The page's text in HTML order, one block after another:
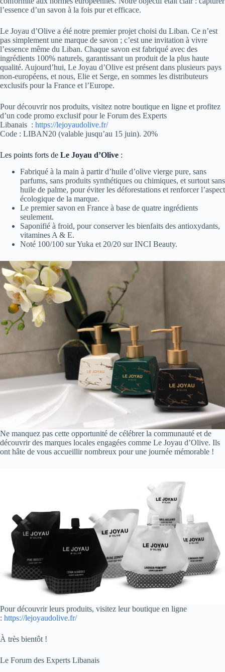
l’essence d’un savon à la fois pur et efficace.
Le Joyau d’Olive a été notre premier projet choisi du Liban. Ce n’est
pas simplement une marque de savon ; c’est une invitation à vivre
l’essence même du Liban. Chaque savon est fabriqué avec des
ingrédients 100% naturels, garantissant un produit de la plus haute
qualité. Aujourd’hui, Le Joyau d’Olive est présent dans plusieurs pays
non-européens, et nous, Elie et Serge, en sommes les distributeurs
exclusifs pour la France et l’Europe.
Pour découvrir nos produits, visitez notre boutique en ligne et profitez
d’un code promo exclusif pour le Forum des Experts
Libanais : https://lejoyaudolive.fr/
Code : LIBAN20 (valable jusqu’au 15 juin). 20%
Les points forts de Le Joyau d’Olive :
Fabriqué à la main à partir d’huile d’olive vierge pure, sans
parfums, sans produits synthétiques ou chimiques, et surtout sans
huile de palme, pour éviter les déforestations et renforcer l’aspect
écologique de la marque.
Le premier savon en France à base de quatre ingrédients
seulement.
Saponifié à froid, pour conserver les bienfaits des antioxydants,
vitamines A & E.
Noté 100/100 sur Yuka et 20/20 sur INCI Beauty.
Ne manquez pas cette opportunité de célébrer la communauté et de
découvrir des marques locales engagées comme Le Joyau d’Olive. Ils
ont hâte de vous accueillir nombreux pour une journée mémorable !
Pour découvrir leurs produits, visitez leur boutique en ligne
: https://lejoyaudolive.fr/
À très bientôt !
Le Forum des Experts Libanais